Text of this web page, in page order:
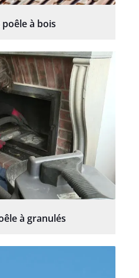
à bois
à granulés